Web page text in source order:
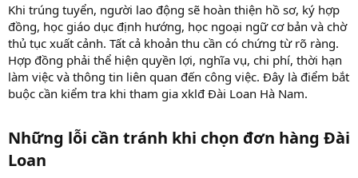
Khi trúng tuyển, người lao động sẽ hoàn thiện hồ sơ, ký hợp
đồng, học giáo dục định hướng, học ngoại ngữ cơ bản và chờ
thủ tục xuất cảnh. Tất cả khoản thu cần có chứng từ rõ ràng.
Hợp đồng phải thể hiện quyền lợi, nghĩa vụ, chi phí, thời hạn
làm việc và thông tin liên quan đến công việc. Đây là điểm bắt
buộc cần kiểm tra khi tham gia xklđ Đài Loan Hà Nam.
Những lỗi cần tránh khi chọn đơn hàng Đài
Loan​